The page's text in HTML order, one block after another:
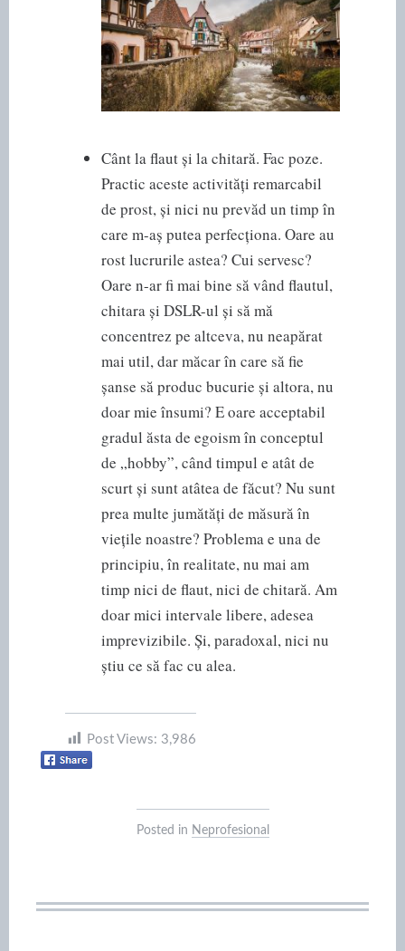
Cânt la flaut și la chitară. Fac poze.
Practic aceste activități remarcabil
de prost, și nici nu prevăd un timp în
care m-aș putea perfecționa. Oare au
rost lucrurile astea? Cui servesc?
Oare n-ar fi mai bine să vând flautul,
chitara și DSLR-ul și să mă
concentrez pe altceva, nu neapărat
mai util, dar măcar în care să fie
șanse să produc bucurie și altora, nu
doar mie însumi? E oare acceptabil
gradul ăsta de egoism în conceptul
de „hobby”, când timpul e atât de
scurt și sunt atâtea de făcut? Nu sunt
prea multe jumătăți de măsură în
viețile noastre? Problema e una de
principiu, în realitate, nu mai am
timp nici de flaut, nici de chitară. Am
doar mici intervale libere, adesea
imprevizibile. Și, paradoxal, nici nu
știu ce să fac cu alea.
Post Views: 3,986
Posted in Neprofesional